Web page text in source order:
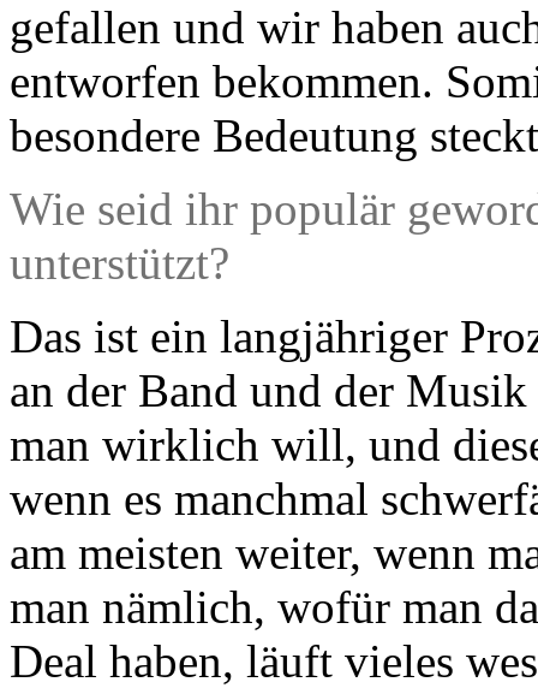
gefallen und wir haben
entworfen bekommen.
besondere Bedeutung
Wie seid ihr populär
unterstützt?
Das ist ein langjähriger
an der Band und der
man wirklich will, und
wenn es manchmal
am meisten weiter, wenn
man nämlich, wofür man
Deal haben, läuft vieles